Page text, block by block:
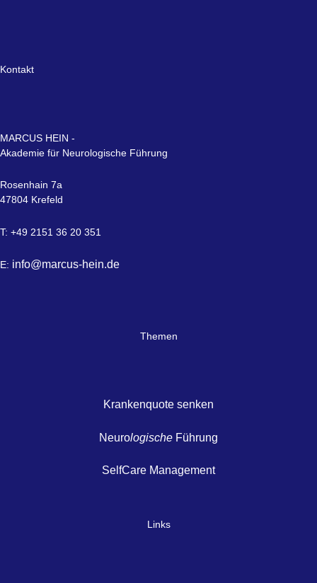
Kontakt
MARCUS HEIN -
Akademie für Neurologische Führung
Rosenhain 7a
47804 Krefeld
T: +49 2151 36 20 351
E: info@marcus-hein.de
Themen
Krankenquote senken
Neurologische Führung
SelfCare Management
Links